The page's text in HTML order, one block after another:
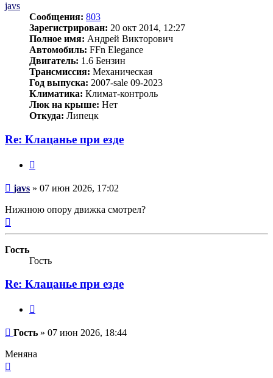
javs
Сообщения: 803
Зарегистрирован: 20 окт 2014, 12:27
Полное имя: Андрей Викторович
Автомобиль: FFn Elegance
Двигатель: 1.6 Бензин
Трансмиссия: Механическая
Год выпуска: 2007-sale 09-2023
Климатика: Климат-контроль
Люк на крыше: Нет
Откуда: Липецк
Re: Клацанье при езде
Сообщение
javs » 07 июн 2026, 17:02
Нижнюю опору движка смотрел?
Гость
Гость
Re: Клацанье при езде
Сообщение
Гость » 07 июн 2026, 18:44
Меняна